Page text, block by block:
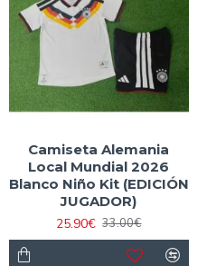
Camiseta Alemania
Local Mundial 2026
Blanco Niño Kit (EDICIÓN
JUGADOR)
25.90€ 33.00€